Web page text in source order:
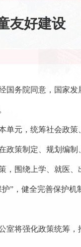
友好建设
国务院同意，国家
元，统筹社会政策
政策制定、规划编
围绕上学、就医、
”，健全完善保护
室将强化政策统筹